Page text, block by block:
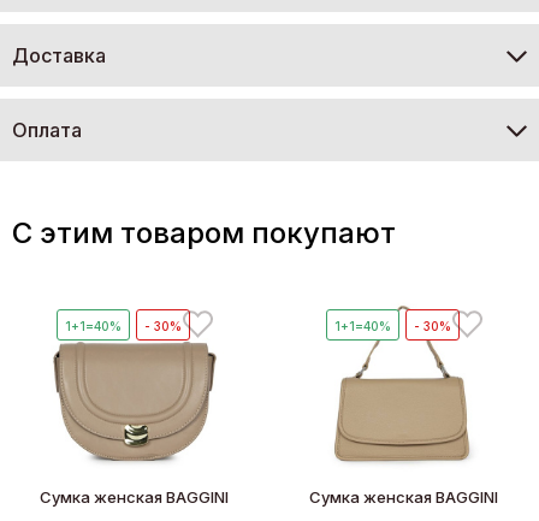
Доставка
Оплата
C этим товаром покупают
1+1=40% - 30%
Сумка женская BAGGINI
1+1=40% - 30%
Сумка женская BAGGINI